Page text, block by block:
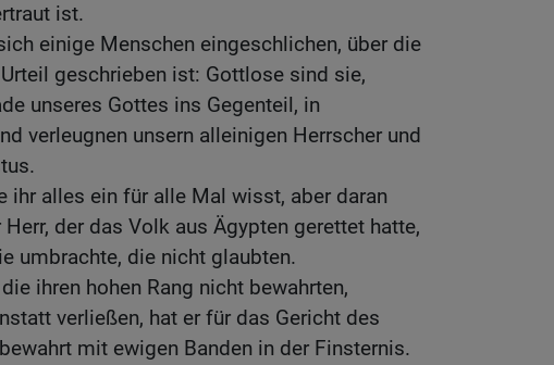
ist.
einige Menschen eingeschlichen, über die
geschrieben ist: Gottlose sind sie,
unseres Gottes ins Gegenteil, in
verleugnen unsern alleinigen Herrscher und
ihr alles ein für alle Mal wisst, aber daran
Herr, der das Volk aus Ägypten gerettet hatte,
umbrachte, die nicht glaubten.
ihren hohen Rang nicht bewahrten,
verließen, hat er für das Gericht des
mit ewigen Banden in der Finsternis.